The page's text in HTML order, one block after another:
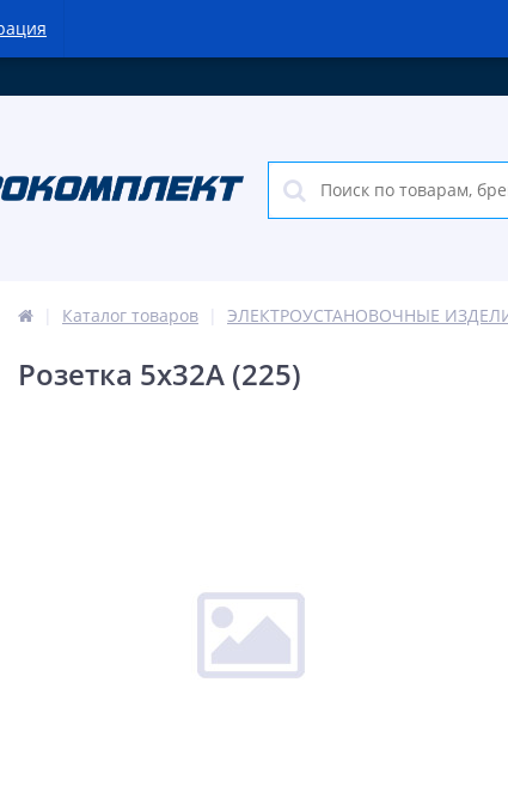
Каталог товаров ЭЛЕКТРОУСТАНОВОЧНЫЕ
Розетка 5х32А (225)